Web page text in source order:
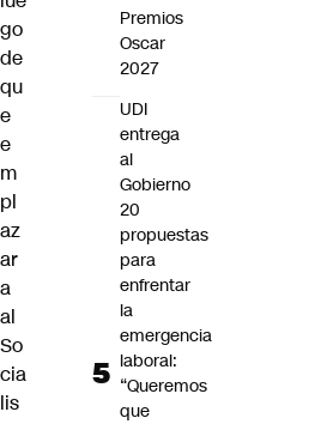
go
de
qu
e
e
m
pl
az
ar
a
al
So
cia
lis
Premios
Oscar
2027
UDI
entrega
al
Gobierno
20
propuestas
para
enfrentar
la
emergencia
laboral:
“Queremos
que